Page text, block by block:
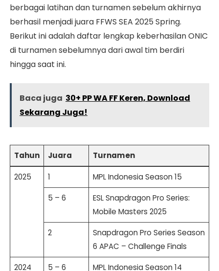
berbagai latihan dan turnamen sebelum akhirnya
berhasil menjadi juara FFWS SEA 2025 Spring.
Berikut ini adalah daftar lengkap keberhasilan ONIC
di turnamen sebelumnya dari awal tim berdiri
hingga saat ini.
Baca juga 30+ PP WA FF Keren, Download
Sekarang Juga!
Tahun Juara Turnamen
2025 1 MPL Indonesia Season 15
5 – 6
ESL Snapdragon Pro Series:
Mobile Masters 2025
2
Snapdragon Pro Series Season
6 APAC – Challenge Finals
2024 5 – 6 MPL Indonesia Season 14